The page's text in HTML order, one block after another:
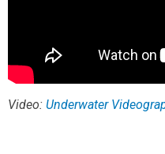
Video: Underwater